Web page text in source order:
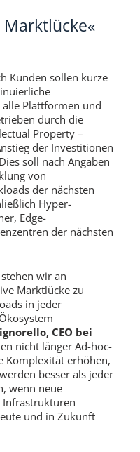
Marktlücke«
Kunden sollen kurze
Plattformen und
durch die
Property –
der Investitionen
soll nach Angaben
von
der nächsten
Hyper-
Edge-
der nächsten
wir an
Marktlücke zu
in jeder
, CEO bei
nicht länger Ad-hoc-
Komplexität erhöhen,
besser als jeder
wenn neue
Infrastrukturen
und in Zukunft